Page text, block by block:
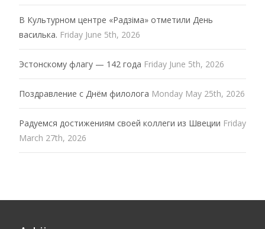
В Культурном центре «Радзiма» отметили День
василька. Friday June 5th, 2026
Эстонскому флагу — 142 года Friday June 5th, 2026
Поздравление с Днём филолога Monday May 25th, 2026
Радуемся достижениям своей коллеги из Швеции Friday
March 27th, 2026